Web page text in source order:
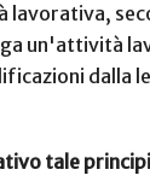
lavorativa,
un'attività
dalla
tale